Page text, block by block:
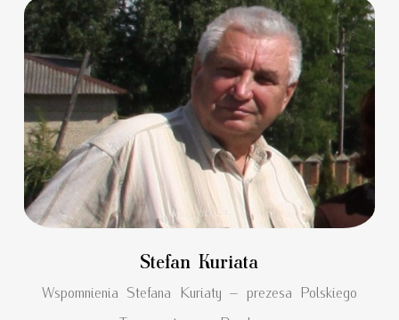
Stefan Kuriata
Wspomnienia Stefana Kuriaty – prezesa Polskiego